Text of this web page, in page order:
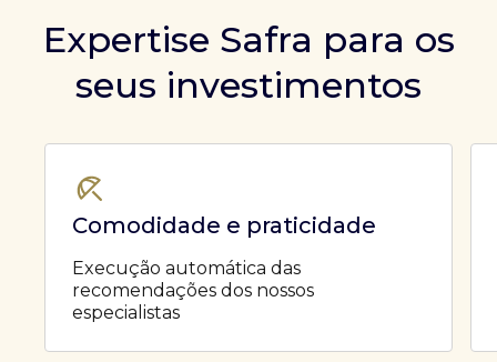
Expertise Safra para os
seus investimentos
Comodidade e praticidade
Execução automática das
recomendações dos nossos
especialistas